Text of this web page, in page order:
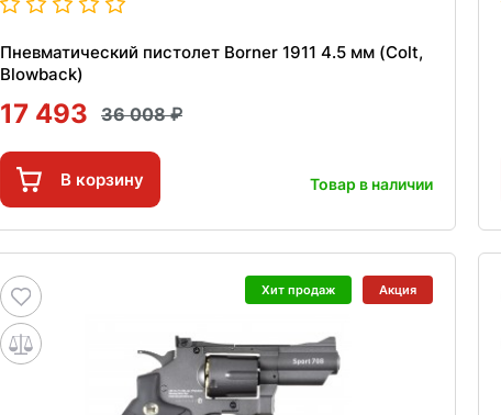
Пневматический пистолет Borner 1911 4.5 мм (Colt,
Blowback)
17 493 36 008
В корзину Товар в наличии
Хит продаж Акция